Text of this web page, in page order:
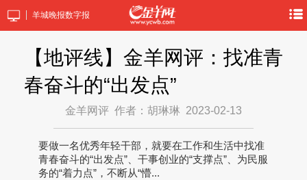
羊城晚报数字报
【地评线】金羊网评：找准青
春奋斗的“出发点”
金羊网评 作者：胡琳琳 2023-02-13
要做一名优秀年轻干部，就要在工作和生活中找准
青春奋斗的“出发点”、干事创业的“支撑点”、为民服
务的“着力点”，不断从“懵...